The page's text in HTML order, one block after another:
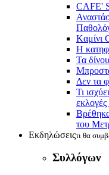
CAFE'
Kαμίνι
Η
Τα
Δεν τα
Τι
του
Εκδηλώσειςτι θα
Συλλόγων